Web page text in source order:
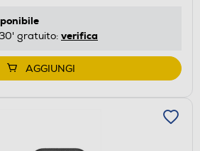
gratuito: verifica
AGGIUNGI